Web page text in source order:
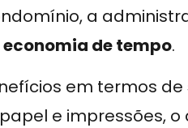
a
de tempo.
em termos de
e impressões,